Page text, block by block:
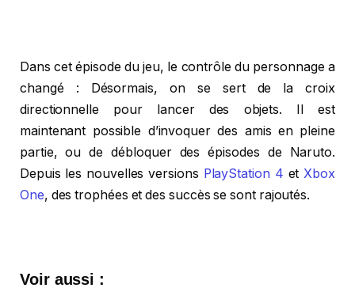
Dans cet épisode du jeu, le contrôle du personnage a
changé : Désormais, on se sert de la croix
directionnelle pour lancer des objets. Il est
maintenant possible d’invoquer des amis en pleine
partie, ou de débloquer des épisodes de Naruto.
Depuis les nouvelles versions PlayStation 4 etXbox
One, des trophées et des succès se sont rajoutés.
Voir aussi :